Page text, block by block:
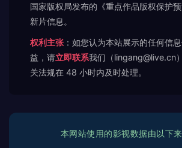
国家版权局发布的《重点作品版权保护
新片信息。
权利主张 ：如您认为本站展示的任何信
益，请立即联系我们（lingang@live.cn
关法规在 48 小时内及时处理。
本网站使用的影视数据由以下